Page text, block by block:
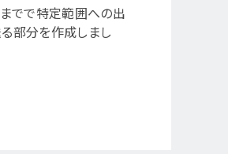
でで特定範囲への出
部分を作成しまし